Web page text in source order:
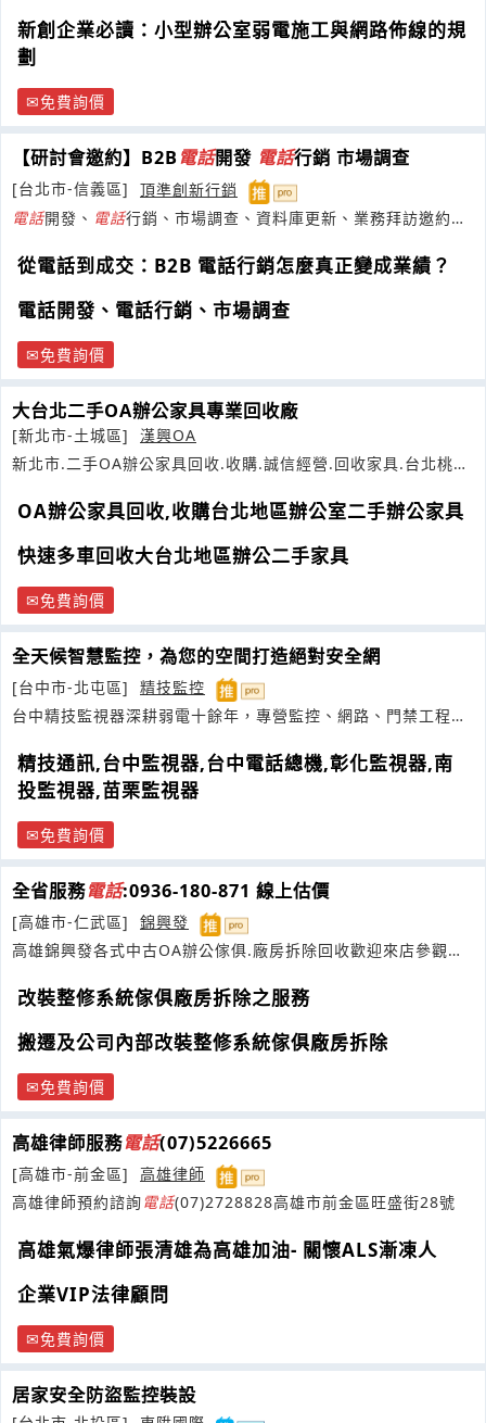
新創企業必讀：小型辦公室弱電施工與網路佈線的規
劃
免費詢價
【研討會邀約】B2B電話開發 電話行銷 市場調查
[台北市-信義區]
頂準創新行銷
電話開發、 電話行銷、市場調查、資料庫更新、業務拜訪邀約、
從電話到成交：B2B 電話行銷怎麼真正變成業績？
電話開發、電話行銷、市場調查
免費詢價
大台北二手OA辦公家具專業回收廠
[新北市-土城區]
漢興OA
新北市.二手OA辦公家具回收.收購.誠信經營.回收家具.台北桃園
OA辦公家具回收,收購台北地區辦公室二手辦公家具
快速多車回收大台北地區辦公二手家具
免費詢價
全天候智慧監控，為您的空間打造絕對安全網
[台中市-北屯區]
精技監控
台中精技監視器深耕弱電十餘年，專營監控、網路、門禁工程我
精技通訊,台中監視器,台中電話總機,彰化監視器,南
投監視器,苗栗監視器
免費詢價
全省服務電話:0936-180-871 線上估價
[高雄市-仁武區]
錦興發
高雄錦興發各式中古OA辦公傢俱.廠房拆除回收歡迎來店參觀選
改裝整修系統傢俱廠房拆除之服務
搬遷及公司內部改裝整修系統傢俱廠房拆除
免費詢價
高雄律師服務電話(07)5226665
[高雄市-前金區]
高雄律師
高雄律師預約諮詢電話(07)2728828高雄市前金區旺盛街28號
高雄氣爆律師張清雄為高雄加油- 關懷ALS漸凍人
企業VIP法律顧問
免費詢價
居家安全防盜監控裝設